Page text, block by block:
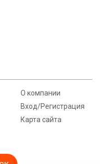
О компании
Вход/Регистрация
Карта сайта